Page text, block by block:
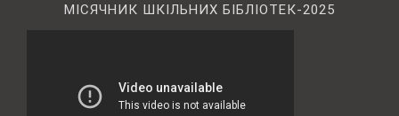
МІСЯЧНИК ШКІЛЬНИХ БІБЛІОТЕК-2025